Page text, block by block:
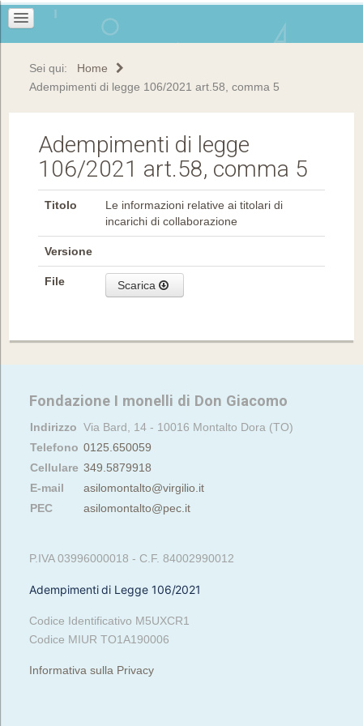
Sei qui:
Home
Adempimenti di legge 106/2021 art.58, comma 5
Adempimenti di legge
106/2021 art.58, comma 5
Titolo
Le informazioni relative ai titolari di
incarichi di collaborazione
Versione
File Scarica
Fondazione I monelli di Don Giacomo
Indirizzo Via Bard, 14 - 10016 Montalto Dora (TO)
Telefono 0125.650059
Cellulare 349.5879918
E-mail
asilomontalto@virgilio.it
PEC
asilomontalto@pec.it
P.IVA 03996000018 - C.F. 84002990012
Adempimenti di Legge 106/2021
Codice Identificativo M5UXCR1
Codice MIUR TO1A190006
Informativa sulla Privacy